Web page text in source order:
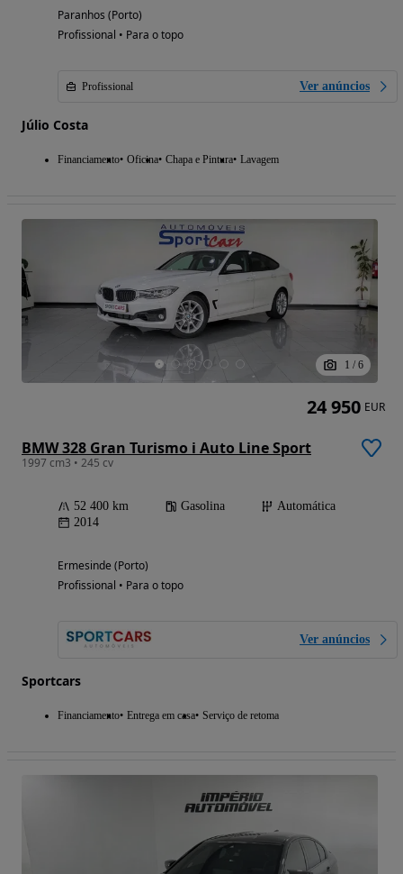
Paranhos (Porto)
Profissional • Para o topo
Profissional Ver anúncios
Júlio Costa
Financiamento Oficina Chapa e Pintura Lavagem
1 / 6
BMW 328 Gran Turismo i Auto Line Sport
1997 cm3 • 245 cv
52 400 km Gasolina
Automática
2014
Ermesinde (Porto)
Profissional • Para o topo
Ver anúncios
Sportcars
Financiamento Entrega em casa Serviço de retoma
24 950 EUR